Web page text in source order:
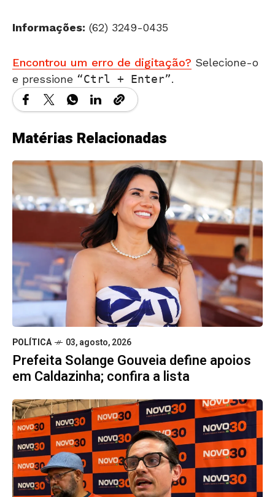
Informações: (62) 3249-0435
Encontrou um erro de digitação? Selecione-o
e pressione
Ctrl + Enter .
Matérias Relacionadas
POLÍTICA 03, agosto, 2026
Prefeita Solange Gouveia define apoios
em Caldazinha; confira a lista